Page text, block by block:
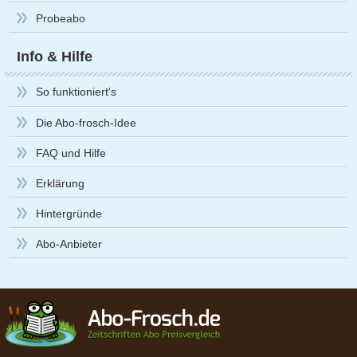
Probeabo
Info & Hilfe
So funktioniert's
Die Abo-frosch-Idee
FAQ und Hilfe
Erklärung
Hintergründe
Abo-Anbieter